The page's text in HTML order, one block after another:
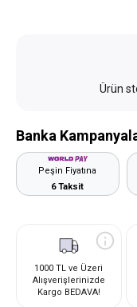
Ürün
Banka
Peşin Fiyatına
6 Taksit
1000 TL ve Üzeri
Alışverişlerinizde
Kargo BEDAVA!